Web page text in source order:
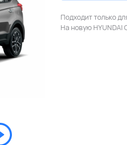
Подходит только
На новую HYUNDAI